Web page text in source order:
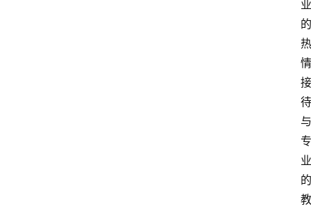
业
的
热
情
接
待
与
专
业
的
教